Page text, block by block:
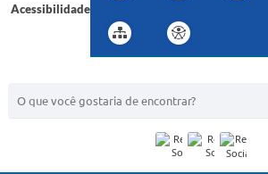
Acessibilidade